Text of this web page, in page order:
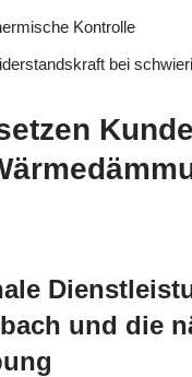
Kontrolle
bei
und die